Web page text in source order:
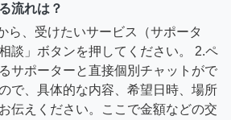
流れは？
ら、受けたいサービス（サポータ
談」ボタンを押してください。 2.ペ
サポーターと直接個別チャットがで
で、具体的な内容、希望日時、場所
伝えください。ここで金額などの交